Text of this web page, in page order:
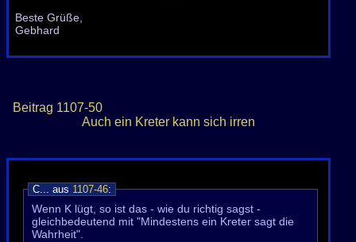
Beste Grüße,
Gebhard
Beitrag 1107-50
Auch ein Kreter kann sich irren
C... aus 1107-46:
Wenn K lügt, so ist das - wie du richtig sagst -
gleichbedeutend mit "Mindestens ein Kreter sagt die
Wahrheit".